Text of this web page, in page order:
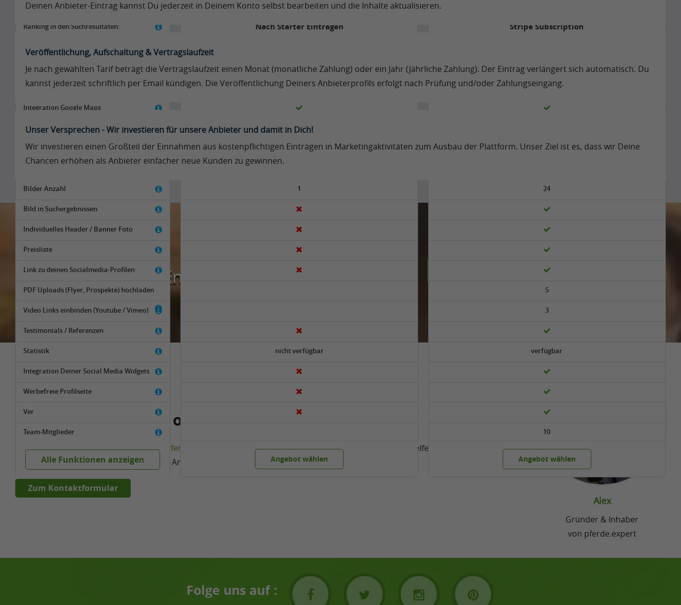
Tarif
Ranking in den Suchresultaten:
Logo
Anzeige in den Empfehlungen
Kontaktformular für E-Mailanfragen
Integration Google Maps
Beschreibung durch Angebotsmerkmale
Kontaktangaben
Bilder Anzahl
Bild in Suchergebnissen
Individuelles Header / Banner Foto
Preisliste
Link zu deinen Socialmedia-Profilen
PDF Uploads (Flyer, Prospekte) hochladen
Video Links einbinden (Youtube / Vimeo)
Testimonials / Referenzen
Statistik
Integration Deiner Social Media Widgets
Werbefreie Profilseite
Ver
Team-Mitglieder
Free
Nach Starter Einträgen
nur Adresse
1
nicht verfügbar
Stripe Subscription
vollständige Kontaktangaben
24
5
3
verfügbar
10
Alle Funktionen anzeigen Angebot wählen Angebot wählen
Deinen Anbieter-Eintrag kannst Du jederzeit in Deinem Konto selbst bearbeiten und die Inhalte aktualisieren.
Veröffentlichung, Aufschaltung & Vertragslaufzeit
Je nach gewählten Tarif beträgt die Vertragslaufzeit einen Monat (monatliche Zahlung) oder ein Jahr (Jährliche Zahlung). Der Eintrag verlängert sich automatisch. Du
kannst jederzeit schriftlich per Email kündigen. Die Veröffentlichung Deiners Anbieterprofils erfolgt nach Prüfung und/oder Zahlungseingang.
Unser Versprechen - Wir investieren für unsere Anbieter und damit in Dich!
Wir investieren einen Großteil der Einnahmen aus kostenpflichtigen Einträgen in Marketingaktivitäten zum Ausbau der Plattform. Unser Ziel ist es, dass wir Deine
Chancen erhöhen als Anbieter einfacher neue Kunden zu gewinnen.
"Empfehle uns und gewinne!" Jetzt teilen und profitieren
Fragen, Anregungen oder Verbesserungswünsche?
Dann schreibe uns eine E-Mail aninfo@pferde.expert oder ruf uns unter+49 (0)2242 xxx xxx xxx
an. Wir helfen Dir gerne und
kümmern uns schnellstmöglich um Dein Anliegen.
Alex
Gründer & Inhaber
von pferde.expert
Folge uns auf :